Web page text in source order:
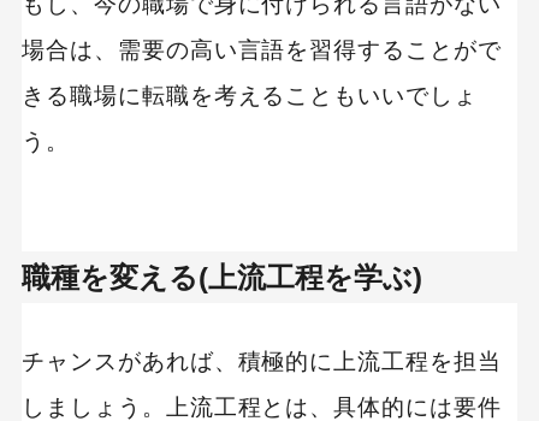
場合は、需要の高い言語を習得することがで
きる職場に転職を考えることもいいでしょ
う。
職種を変える(上流工程を学ぶ)
チャンスがあれば、積極的に上流工程を担当
しましょう。上流工程とは、具体的には要件